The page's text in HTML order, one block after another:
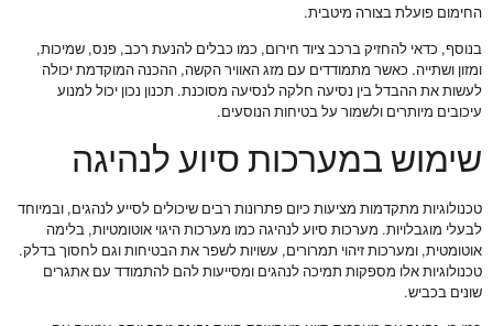
החימום פועלת בצורה מיטבית.
בנוסף, כדאי להחזיק ברכב ציוד חירום, כמו כבלים להנעת רכב, פנס, שמיכות,
ומזון ושתייה. כאשר מתמודדים עם מזג האוויר הקשה, ההכנה המוקדמת יכולה
לעשות את ההבדל בין נסיעה חלקה לנסיעה מסוכנת. תכנון נכון יכול למנוע
עיכובים מיותרים ולשמור על בטיחות הנוסעים.
שימוש במערכות סיוע לנהיגה
טכנולוגיות מתקדמות מציעות כיום פתרונות רבים שיכולים לסייע לנהגים, ובמיוחד
לבעלי מוגבלויות. מערכות סיוע לנהיגה כמו מערכות היגוי אוטומטיות, בלימה
אוטומטית, ומערכות זיהוי תמרורים, עשויות לשפר את הבטיחות וגם לחסוך בדלק.
טכנולוגיות אלו מספקות תמיכה לנהגים ומסייעות להם להתמודד עם אתגרים
שונים בכביש.